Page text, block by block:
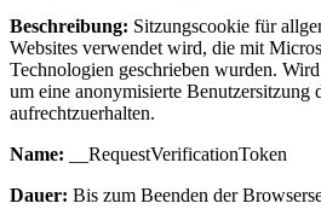
Beschreibung: Sitzungscookie für
Websites verwendet wird, die mit
Technologien geschrieben wurden.
um eine anonymisierte Benutzersitzung
aufrechtzuerhalten.
Name: __RequestVerificationToken
Dauer: Bis zum Beenden der